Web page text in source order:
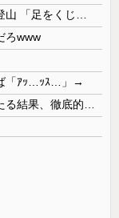
ろwww
「ｱｯ…ｯｽ…」→